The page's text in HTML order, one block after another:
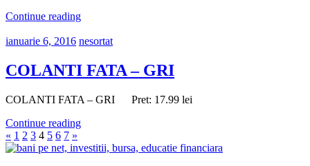
Continue reading
ianuarie 6, 2016 nesortat
COLANTI FATA – GRI
COLANTI FATA – GRI Pret: 17.99 lei
Continue reading
Paginație
articole
« Previous
Posts
1 2 3 4 5 6 7 Next
Posts
»